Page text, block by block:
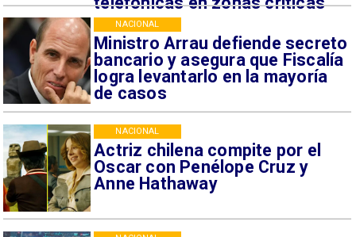
Ministro Arrau defiende secreto
bancario y asegura que Fiscalía
logra levantarlo en la mayoría
de casos
NACIONAL
Actriz chilena compite por el
Oscar con Penélope Cruz y
Anne Hathaway
NACIONAL